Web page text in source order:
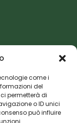
come i
del
permetterà di
o ID unici
può influire